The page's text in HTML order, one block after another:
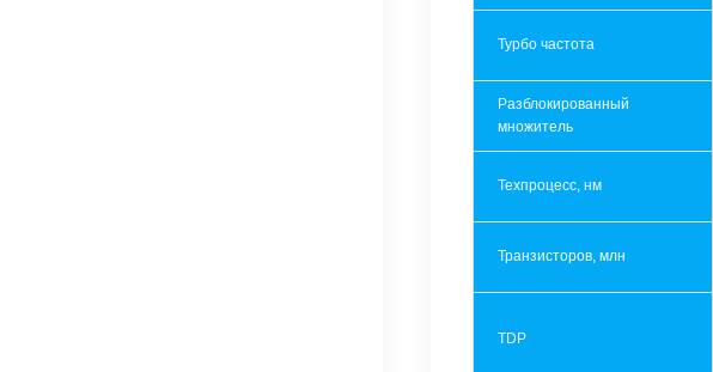
Турбо частота
Разблокированный
множитель
Техпроцесс, нм
Транзисторов, млн
TDP